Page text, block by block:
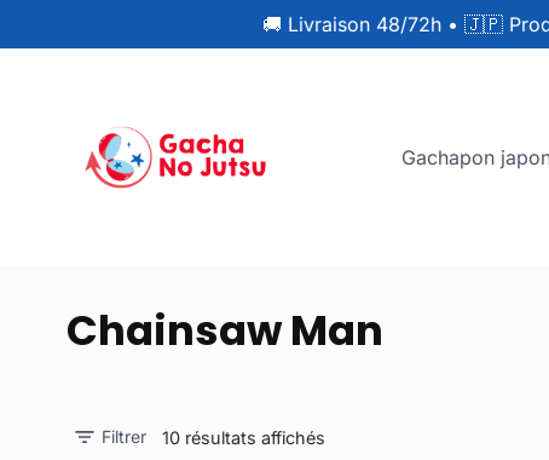
🚚 Livraison 48/72h • 🇯🇵
Gachapon
Chainsaw Man
Filtrer 10 résultats affichés